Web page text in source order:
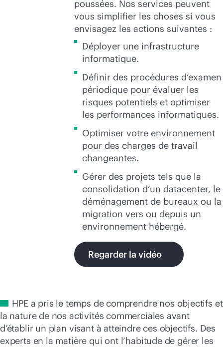
poussées. Nos services peuvent
vous simplifier les choses si vous
envisagez les actions suivantes :
Déployer une infrastructure
informatique.
Définir des procédures d’examen
périodique pour évaluer les
risques potentiels et optimiser
les performances informatiques.
Optimiser votre environnement
pour des charges de travail
changeantes.
Gérer des projets tels que la
consolidation d’un datacenter, le
déménagement de bureaux ou la
migration vers ou depuis un
environnement hébergé.
Regarder la vidéo
HPE a pris le temps de comprendre nos objectifs et
la nature de nos activités commerciales avant
d’établir un plan visant à atteindre ces objectifs. Des
experts en la matière qui ont l’habitude de gérer les